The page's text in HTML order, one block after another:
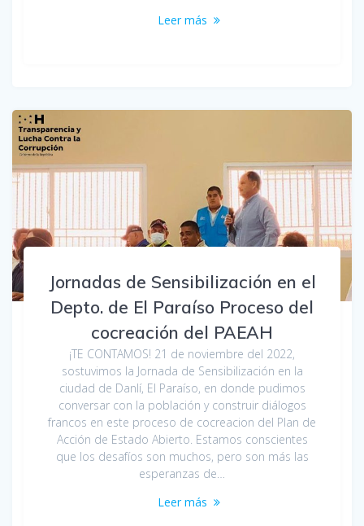
Leer más
Jornadas de Sensibilización en el
Depto. de El Paraíso Proceso del
cocreación del PAEAH
¡TE CONTAMOS! 21 de noviembre del 2022,
sostuvimos la Jornada de Sensibilización en la
ciudad de Danlí, El Paraíso, en donde pudimos
conversar con la población y construir diálogos
francos en este proceso de cocreacion del Plan de
Acción de Estado Abierto. Estamos conscientes
que los desafíos son muchos, pero son más las
esperanzas de…
Leer más